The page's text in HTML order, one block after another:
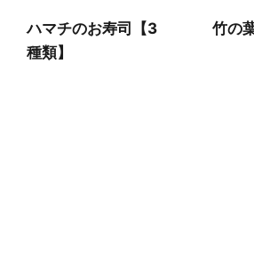
ハマチのお寿司【3
種類】
竹の